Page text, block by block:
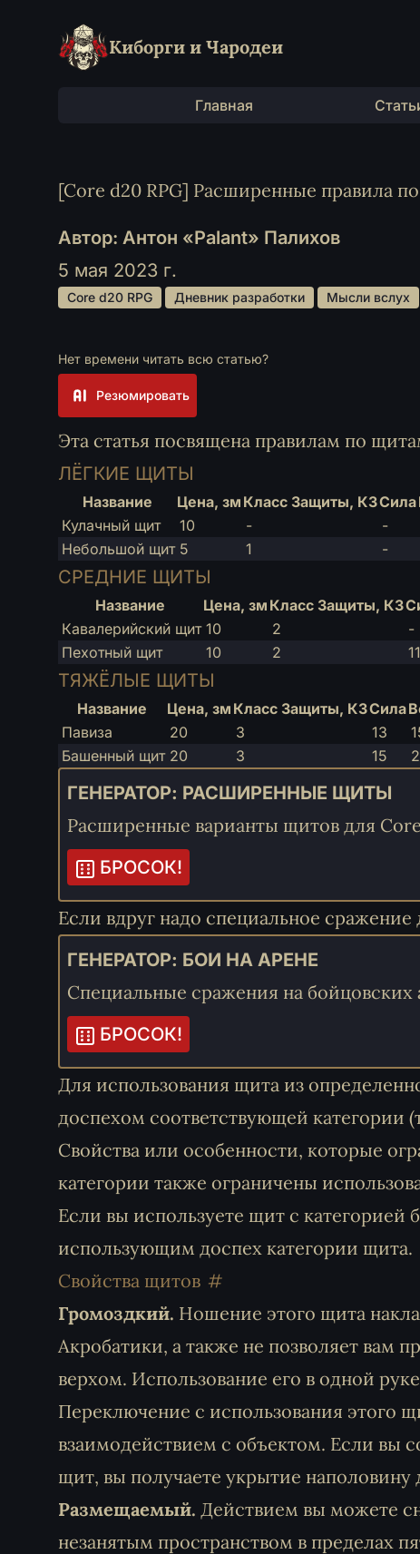
Киборги и Чародеи
Главная
[Core d20 RPG] Расширенные правила
Автор: Антон «Palant» Палихов
5 мая 2023 г.
Core d20 RPG Дневник разработки Мысли вслух
Нет времени читать всю статью?
Резюмировать
Эта статья посвящена правилам по
ЛЁГКИЕ ЩИТЫ
Название Цена, зм Класс Защиты, КЗСила
Кулачный щит
10 - -
Небольшой щит 5 1 -
СРЕДНИЕ ЩИТЫ
Название Цена, зм Класс Защиты, КЗ
Кавалерийский щит 10 2 -
Пехотный щит
10 2 11
ТЯЖЁЛЫЕ ЩИТЫ
Название Цена, зм Класс Защиты, КЗСила
Павиза
20 3 13
Башенный щит 20 3 15
ГЕНЕРАТОР: РАСШИРЕННЫЕ ЩИТЫ
Расширенные варианты щитов для
БРОСОК!
Если вдруг надо специальное сражение
ГЕНЕРАТОР: БОИ НА АРЕНЕ
Специальные сражения на бойцовских
БРОСОК!
Для использования щита из
доспехом соответствующей категории
Свойства или особенности, которые
категории также ограничены
Если вы используете щит с категорией
использующим доспех категории щита.
Свойства щитов
Громоздкий. Ношение этого щита
Акробатики, а также не позволяет вам
верхом. Использование его в одной
Переключение с использования этого
взаимодействием с объектом. Если вы
щит, вы получаете укрытие
Размещаемый. Действием вы можете
незанятым пространством в пределах